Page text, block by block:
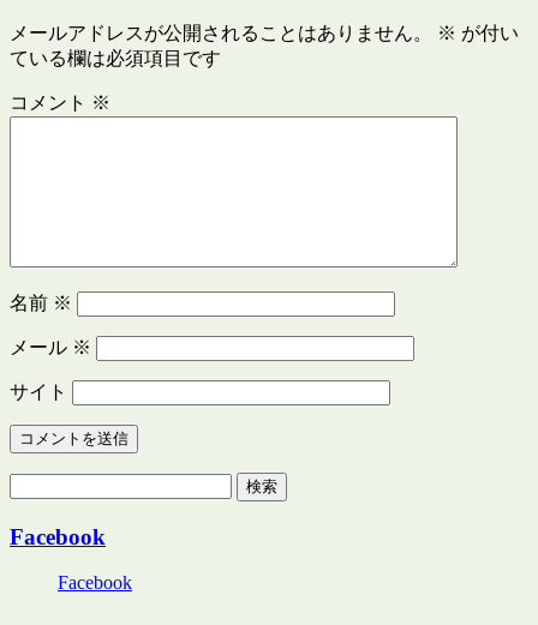
メールアドレスが公開されることはありません。 ※ が付い
ている欄は必須項目です
コメント ※
名前 ※
メール ※
サイト
Facebook
Facebook